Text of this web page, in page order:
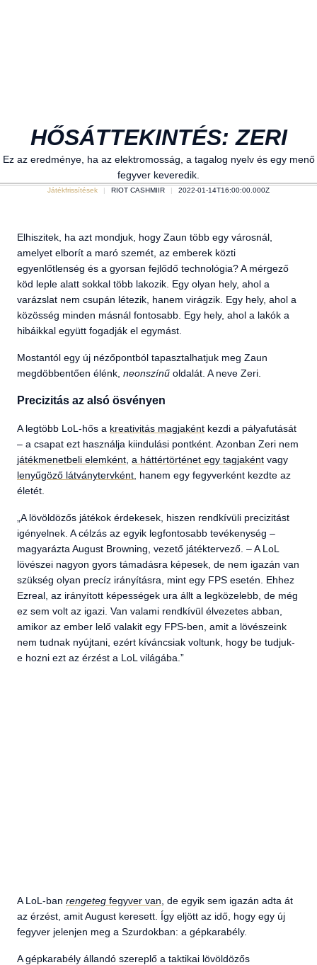
HŐSÁTTEKINTÉS: ZERI
Ez az eredménye, ha az elektromosság, a tagalog nyelv és egy menő
fegyver keveredik.
Játékfrissítések RIOT CASHMIIR 2022-01-14T16:00:00.000Z
Elhiszitek, ha azt mondjuk, hogy Zaun több egy városnál,
amelyet elborít a maró szemét, az emberek közti
egyenlőtlenség és a gyorsan fejlődő technológia? A mérgező
köd leple alatt sokkal több lakozik. Egy olyan hely, ahol a
varázslat nem csupán létezik, hanem virágzik. Egy hely, ahol a
közösség minden másnál fontosabb. Egy hely, ahol a lakók a
hibáikkal együtt fogadják el egymást.
Mostantól egy új nézőpontból tapasztalhatjuk meg Zaun
megdöbbentően élénk, neonszínű oldalát. A neve Zeri.
Precizitás az alsó ösvényen
A legtöbb LoL-hős a kreativitás magjaként kezdi a pályafutását
– a csapat ezt használja kiindulási pontként. Azonban Zeri nem
játékmenetbeli elemként a háttértörténet egy tagjaként vagy
lenyűgöző látványtervként , hanem egy fegyverként kezdte az
életét.
„A lövöldözős játékok érdekesek, hiszen rendkívüli precizitást
igényelnek. A célzás az egyik legfontosabb tevékenység –
magyarázta August Browning, vezető játéktervező. – A LoL
lövészei nagyon gyors támadásra képesek, de nem igazán van
szükség olyan precíz irányításra, mint egy FPS esetén. Ehhez
Ezreal, az irányított képességek ura állt a legközelebb, de még
ez sem volt az igazi. Van valami rendkívül élvezetes abban,
amikor az ember lelő valakit egy FPS-ben, amit a lövészeink
nem tudnak nyújtani, ezért kíváncsiak voltunk, hogy be tudjuk-
e hozni ezt az érzést a LoL világába.”
A LoL-ban rengeteg fegyver van , de egyik sem igazán adta át
az érzést, amit August keresett. Így eljött az idő, hogy egy új
fegyver jelenjen meg a Szurdokban: a gépkarabély.
A gépkarabély állandó szereplő a taktikai lövöldözős